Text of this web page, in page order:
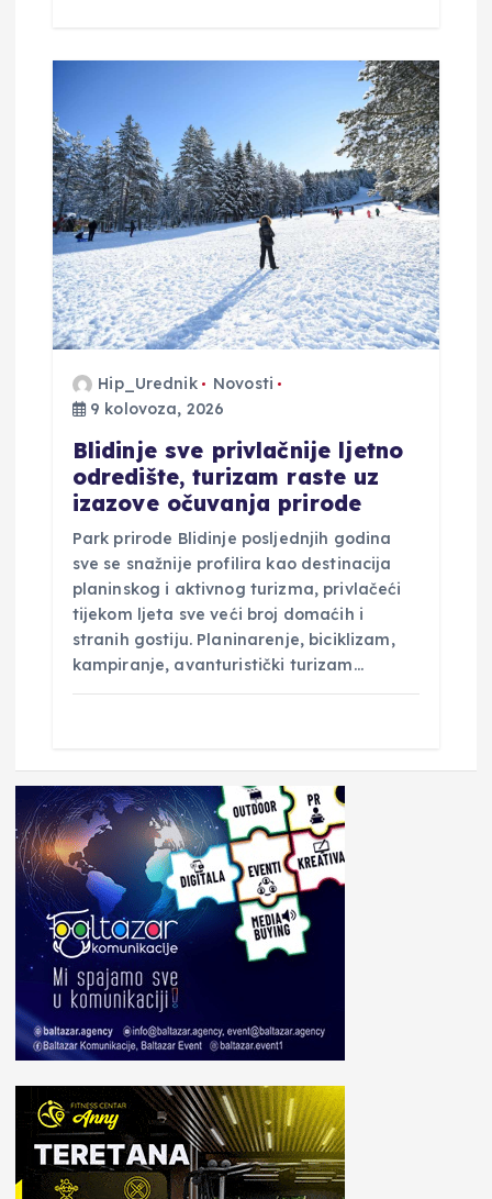
Hip_Urednik
Novosti
9 kolovoza, 2026
Blidinje sve privlačnije ljetno
odredište, turizam raste uz
izazove očuvanja prirode
Park prirode Blidinje posljednjih godina
sve se snažnije profilira kao destinacija
planinskog i aktivnog turizma, privlačeći
tijekom ljeta sve veći broj domaćih i
stranih gostiju. Planinarenje, biciklizam,
kampiranje, avanturistički turizam…